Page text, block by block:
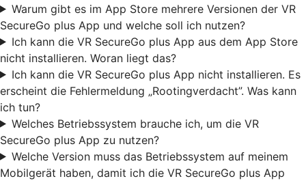
Warum gibt es im App Store mehrere Versionen der VR
SecureGo plus App und welche soll ich nutzen?
Ich kann die VR SecureGo plus App aus dem App Store
nicht installieren. Woran liegt das?
Ich kann die VR SecureGo plus App nicht installieren. Es
erscheint die Fehlermeldung „Rootingverdacht”. Was kann
ich tun?
Welches Betriebssystem brauche ich, um die VR
SecureGo plus App zu nutzen?
Welche Version muss das Betriebssystem auf meinem
Mobilgerät haben, damit ich die VR SecureGo plus App